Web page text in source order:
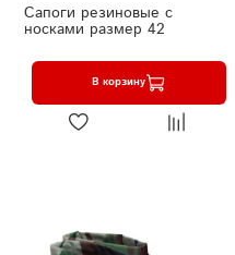
Сапоги резиновые с
носками размер 42
В корзину